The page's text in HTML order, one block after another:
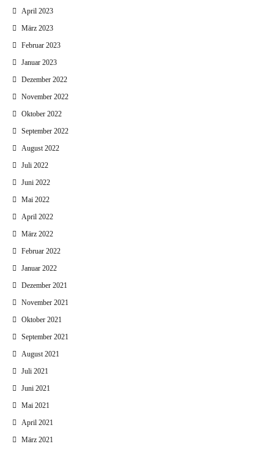
April 2023
März 2023
Februar 2023
Januar 2023
Dezember 2022
November 2022
Oktober 2022
September 2022
August 2022
Juli 2022
Juni 2022
Mai 2022
April 2022
März 2022
Februar 2022
Januar 2022
Dezember 2021
November 2021
Oktober 2021
September 2021
August 2021
Juli 2021
Juni 2021
Mai 2021
April 2021
März 2021